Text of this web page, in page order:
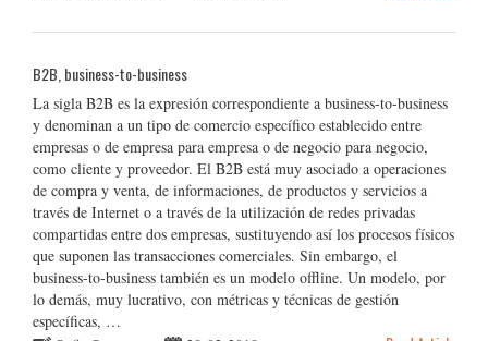
B2B, business-to-business
La sigla B2B es la expresión correspondiente a business-to-business
y denominan a un tipo de comercio específico establecido entre
empresas o de empresa para empresa o de negocio para negocio,
como cliente y proveedor. El B2B está muy asociado a operaciones
de compra y venta, de informaciones, de productos y servicios a
través de Internet o a través de la utilización de redes privadas
compartidas entre dos empresas, sustituyendo así los procesos físicos
que suponen las transacciones comerciales. Sin embargo, el
business-to-business también es un modelo offline. Un modelo, por
lo demás, muy lucrativo, con métricas y técnicas de gestión
específicas, …